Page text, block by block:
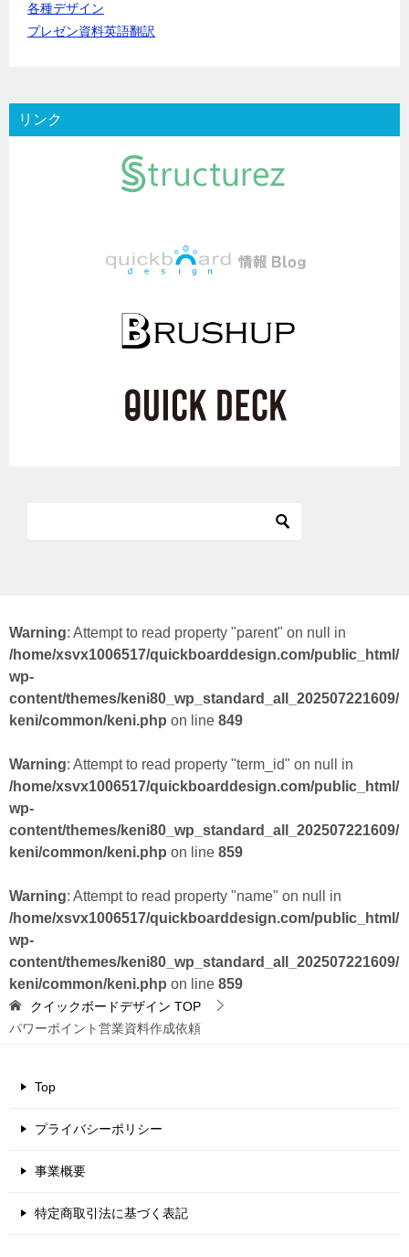
各種デザイン
プレゼン資料英語翻訳
リンク
Warning: Attempt to read property "parent" on null in
/home/xsvx1006517/quickboarddesign.com/public_html/
wp-
content/themes/keni80_wp_standard_all_202507221609/
keni/common/keni.php on line 849
Warning: Attempt to read property "term_id" on null in
/home/xsvx1006517/quickboarddesign.com/public_html/
wp-
content/themes/keni80_wp_standard_all_202507221609/
keni/common/keni.php on line 859
Warning: Attempt to read property "name" on null in
/home/xsvx1006517/quickboarddesign.com/public_html/
wp-
content/themes/keni80_wp_standard_all_202507221609/
keni/common/keni.php on line 859
クイックボードデザイン TOP
パワーポイント営業資料作成依頼
Top
プライバシーポリシー
事業概要
特定商取引法に基づく表記